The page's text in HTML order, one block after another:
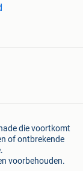
die voortkomt
of ontbrekende
voorbehouden.